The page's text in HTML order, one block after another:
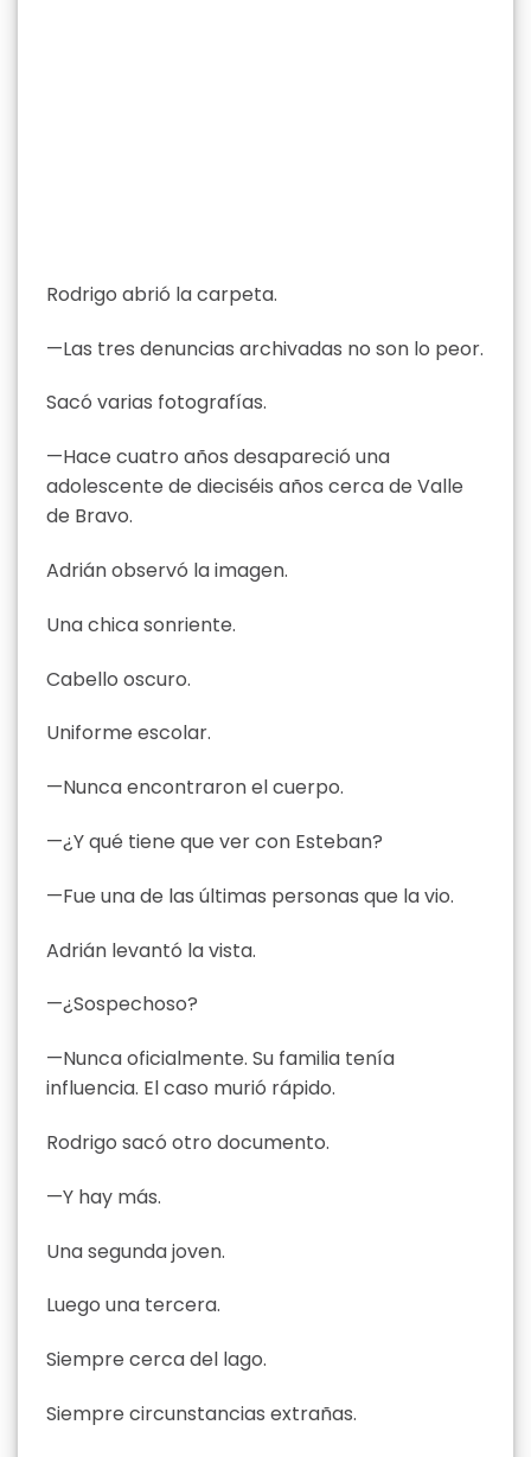
Rodrigo abrió la carpeta.
—Las tres denuncias archivadas no son lo peor.
Sacó varias fotografías.
—Hace cuatro años desapareció una
adolescente de dieciséis años cerca de Valle
de Bravo.
Adrián observó la imagen.
Una chica sonriente.
Cabello oscuro.
Uniforme escolar.
—Nunca encontraron el cuerpo.
—¿Y qué tiene que ver con Esteban?
—Fue una de las últimas personas que la vio.
Adrián levantó la vista.
—¿Sospechoso?
—Nunca oficialmente. Su familia tenía
influencia. El caso murió rápido.
Rodrigo sacó otro documento.
—Y hay más.
Una segunda joven.
Luego una tercera.
Siempre cerca del lago.
Siempre circunstancias extrañas.